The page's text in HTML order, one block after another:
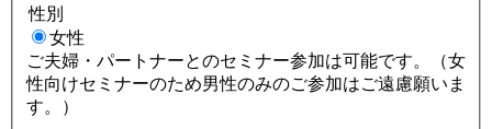
性別
女性
ご夫婦・パートナーとのセミナー参加は可能です。（女
性向けセミナーのため男性のみのご参加はご遠慮願いま
す。）